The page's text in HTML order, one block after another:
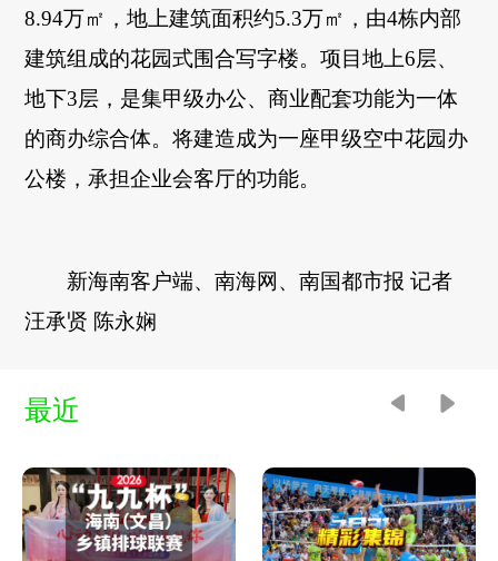
8.94万㎡，地上建筑面积约5.3万㎡，由4栋内部
建筑组成的花园式围合写字楼。项目地上6层、
地下3层，是集甲级办公、商业配套功能为一体
的商办综合体。将建造成为一座甲级空中花园办
公楼，承担企业会客厅的功能。
新海南客户端、南海网、南国都市报 记者
汪承贤 陈永娴
最近